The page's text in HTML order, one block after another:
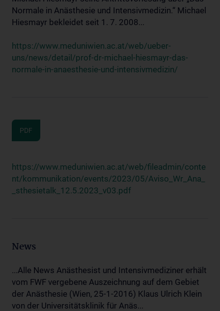
Normale in Anästhesie und Intensivmedizin.“ Michael
Hiesmayr bekleidet seit 1. 7. 2008...
https://www.meduniwien.ac.at/web/ueber-
uns/news/detail/prof-dr-michael-hiesmayr-das-
normale-in-anaesthesie-und-intensivmedizin/
PDF
https://www.meduniwien.ac.at/web/fileadmin/conte
nt/kommunikation/events/2023/05/Aviso_Wr_Ana_
_sthesietalk_12.5.2023_v03.pdf
News
...Alle News Anästhesist und Intensivmediziner erhält
vom FWF vergebene Auszeichnung auf dem Gebiet
der Anästhesie (Wien, 25-1-2016) Klaus Ulrich Klein
von der Universitätsklinik für Anäs...